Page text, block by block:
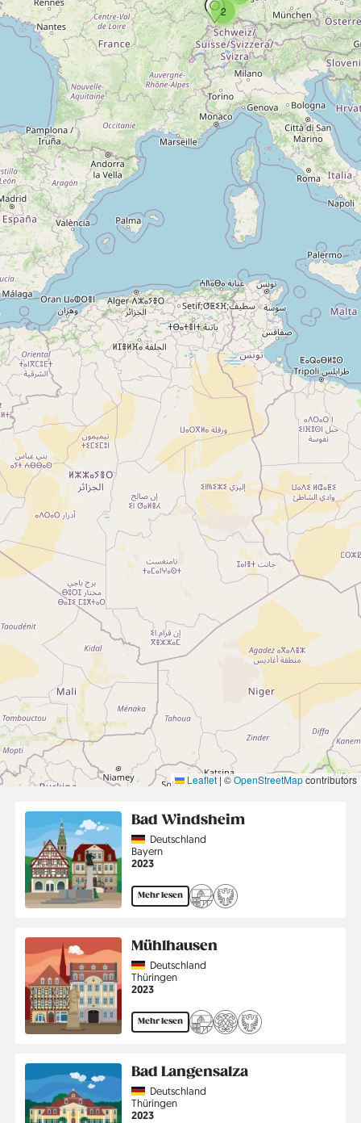
2
Leaflet|©OpenStreetMapcontributors
Bad Windsheim
CountryDeutschland
Region
Bayern
Jahr
2023
Mehr lesen
Mühlhausen
CountryDeutschland
Region
Thüringen
Jahr
2023
Mehr lesen
Bad Langensalza
CountryDeutschland
Region
Thüringen
Jahr
2023